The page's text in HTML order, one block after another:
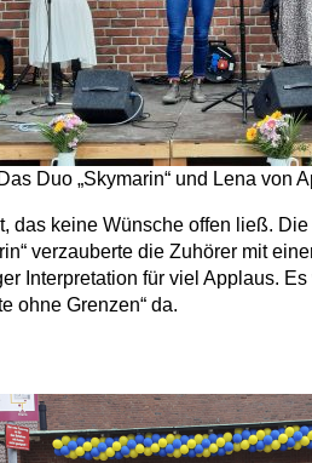
Das Duo „Skymarin“ und Lena von
das keine Wünsche offen ließ.
verzauberte die Zuhörer mit
Interpretation für viel Applaus.
ohne Grenzen“ da.